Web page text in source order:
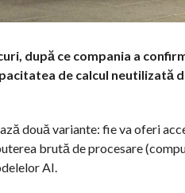
după ce compania a
de calcul neutilizată
două variante: fie va oferi
brută de procesare
AI.